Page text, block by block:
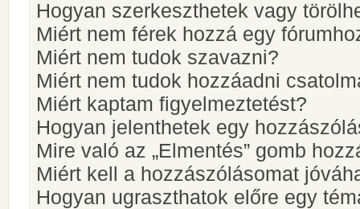
Hogyan szerkeszthetek vagy
Miért nem férek hozzá egy
Miért nem tudok szavazni?
Miért nem tudok hozzáadni
Miért kaptam figyelmeztetést?
Hogyan jelenthetek egy
Mire való az „Elmentés” gomb
Miért kell a hozzászólásomat
Hogyan ugraszthatok előre egy